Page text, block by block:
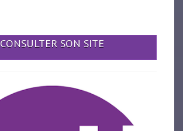
CONSULTER SON SITE